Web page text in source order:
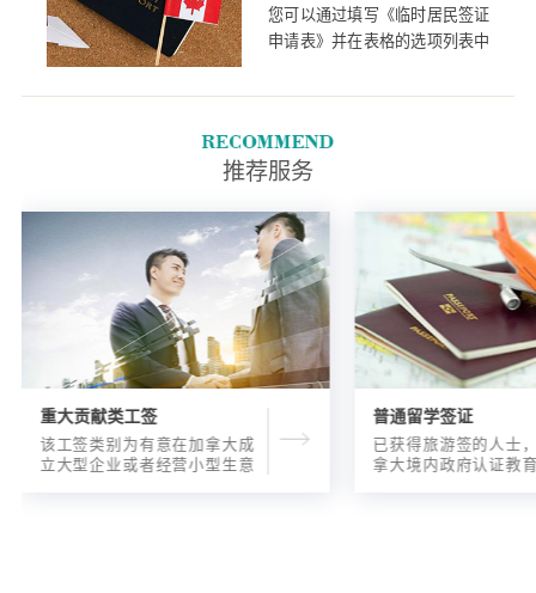
您可以通过填写《临时居民签证
申请表》并在表格的选项列表中
如果您前往或离开美国，您可能
推荐服务
重大贡献类工签
该工签类别为有意在加拿大成
立大型企业或者经营小型生意
普通留学签证
已获得旅游签的人士
拿大境内政府认证教